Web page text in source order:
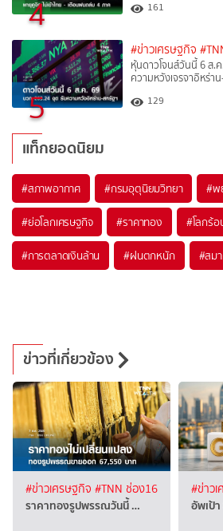
4 161
5
#ข่าวเศรษฐกิจ
หุ้นดาวโจนส์วันนี้ 6 ส.
ความหวังเจรจาอิหร่า
129
แท็กยอดนิยม
#สภาพอากาศ #กรมอุตุนิยมวิทยา #พ
#ย่อโลกเศรษฐกิจ #ราคาทอง #โลกร้อ
#การตลาดเงินล้าน #ฝนตกหนัก #สม
ข่าวที่เกี่ยวข้อง
#ข่าวเศรษฐกิจ #TNN ช่อง16
ราคาทองรูปพรรณวันนี้ …
#ข่าว
อัพเป้